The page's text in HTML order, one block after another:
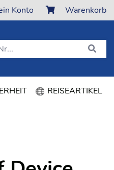
Konto Warenkorb
REISEARTIKEL